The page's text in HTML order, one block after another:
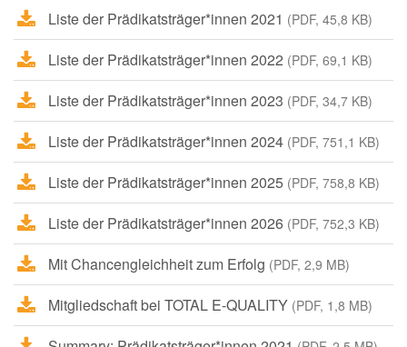
Liste der Prädikatsträger*innen 2021 (PDF, 45,8 KB)
Liste der Prädikatsträger*innen 2022 (PDF, 69,1 KB)
Liste der Prädikatsträger*innen 2023 (PDF, 34,7 KB)
Liste der Prädikatsträger*innen 2024 (PDF, 751,1 KB)
Liste der Prädikatsträger*innen 2025 (PDF, 758,8 KB)
Liste der Prädikatsträger*innen 2026 (PDF, 752,3 KB)
Mit Chancengleichheit zum Erfolg (PDF, 2,9 MB)
Mitgliedschaft bei TOTAL E-QUALITY (PDF, 1,8 MB)